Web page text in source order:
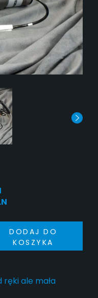
DODAJ DO
KOSZYKA
ale mała